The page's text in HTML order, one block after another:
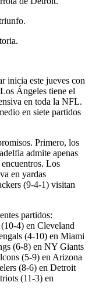
inicia este jueves con
Ángeles tiene el
en toda la NFL.
en siete partidos
Primero, los
admite apenas
Los
en yardas
(9-4-1) visitan
partidos:
4) en Cleveland
(4-10) en Miami
(6-8) en NY Giants
(5-9) en Arizona
(8-6) en Detroit
(11-3) en